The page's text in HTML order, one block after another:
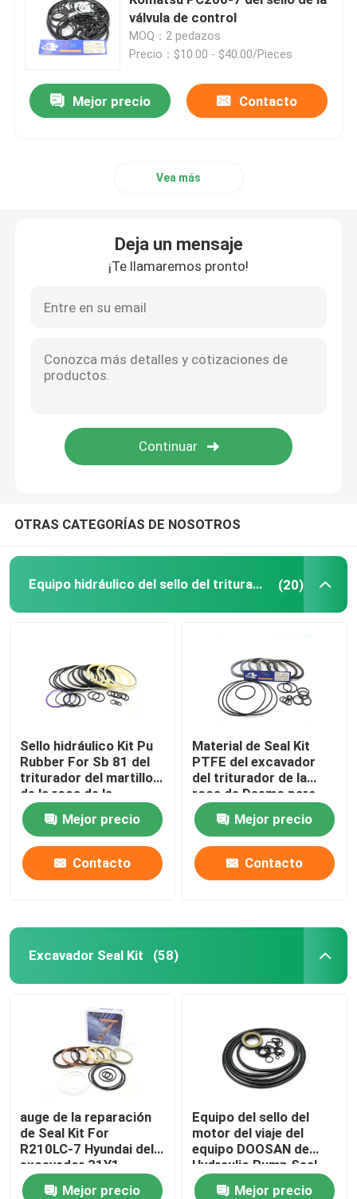
Excavador Seal Kit
equipo del sello del jcb
Sello de aceite hidráulico
Anillo hidráulico del desgaste
Excavador Spare Parts
Juego de sellos para cargador
válvula de control
MOQ：2 pedazos
Precio：$10.00 - $40.00/Pieces
Mejor precio Contacto
Vea más
Deja un mensaje
¡Te llamaremos pronto!
OTRAS CATEGORÍAS DE NOSOTROS
Equipo hidráulico del sello del triturador (20)
Sello hidráulico Kit Pu
Rubber For Sb 81 del
triturador del martillo
de la roca de la
reparación
Mejor precio
Contacto
Material de Seal Kit
PTFE del excavador
del triturador de la
roca de Daemo para
DMB 140
Mejor precio
Contacto
Excavador Seal Kit (58)
auge de la reparación
de Seal Kit For
R210LC-7 Hyundai del
excavador 31Y1-
15880
Mejor precio
Equipo del sello del
motor del viaje del
equipo DOOSAN de
Hydraulic Pump Seal
del excavador DX225
Mejor precio